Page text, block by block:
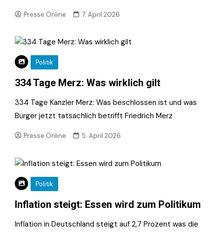
Presse.Online 7. April 2026
Politik
334 Tage Merz: Was wirklich gilt
334 Tage Kanzler Merz: Was beschlossen ist und was
Bürger jetzt tatsächlich betrifft Friedrich Merz
Presse.Online 5. April 2026
Politik
Inflation steigt: Essen wird zum Politikum
Inflation in Deutschland steigt auf 2,7 Prozent was die